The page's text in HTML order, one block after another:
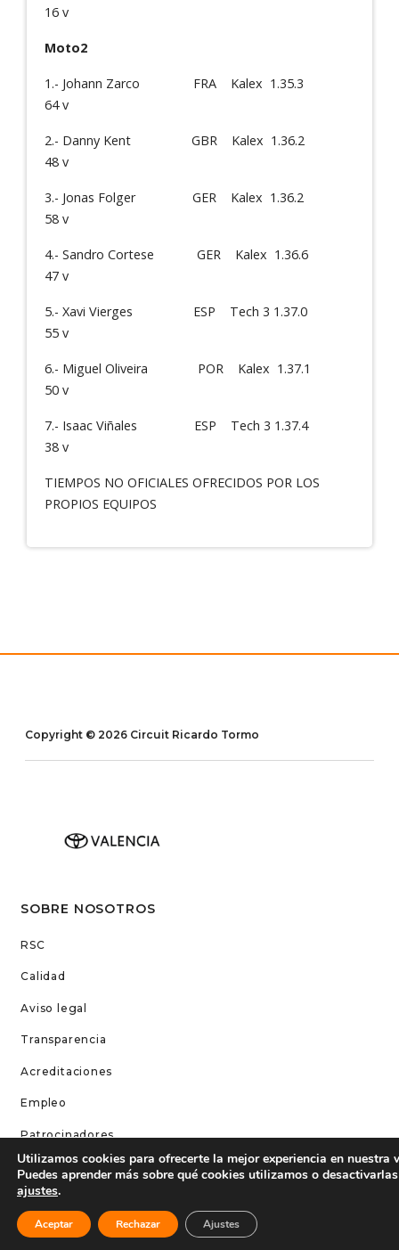
16 v
Moto2
1.- Johann Zarco FRA Kalex 1.35.3
64 v
2.- Danny Kent GBR Kalex 1.36.2
48 v
3.- Jonas Folger GER Kalex 1.36.2
58 v
4.- Sandro Cortese GER Kalex 1.36.6
47 v
5.- Xavi Vierges ESP Tech 3 1.37.0
55 v
6.- Miguel Oliveira POR Kalex 1.37.1
50 v
7.- Isaac Viñales ESP Tech 3 1.37.4
38 v
TIEMPOS NO OFICIALES OFRECIDOS POR LOS
PROPIOS EQUIPOS
Copyright © 2026 Circuit Ricardo Tormo
SOBRE NOSOTROS
RSC
Calidad
Aviso legal
Transparencia
Acreditaciones
Empleo
Patrocinadores
Política de cookies
Perfil del contratante
Fondos Next Generation
Utilizamos cookies para ofrecerte la mejor experiencia en nuestra
Puedes aprender más sobre qué cookies utilizamos o
ajustes.
Aceptar Rechazar Ajustes